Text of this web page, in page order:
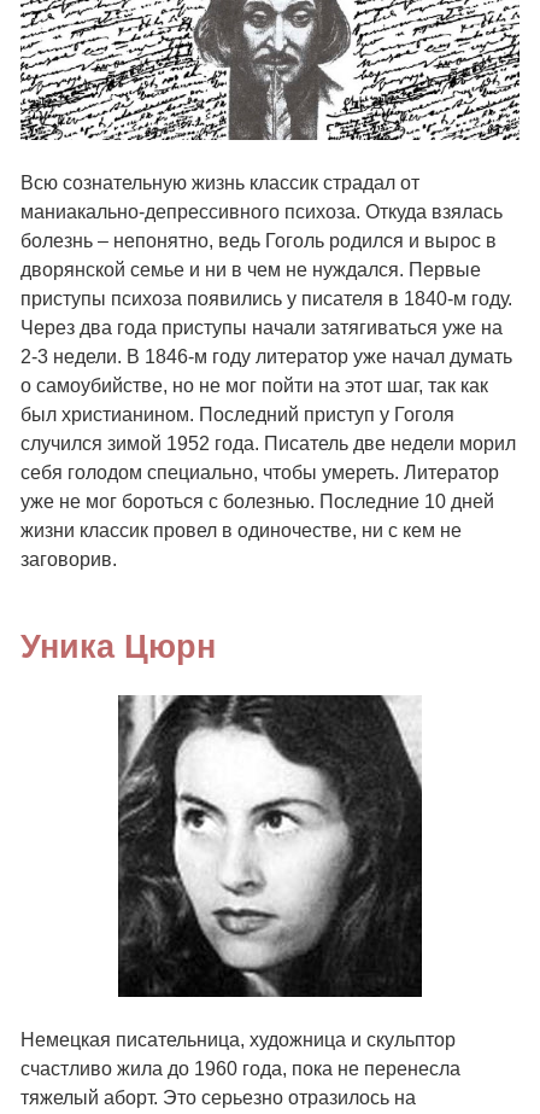
Всю сознательную жизнь классик страдал от
маниакально-депрессивного психоза. Откуда взялась
болезнь – непонятно, ведь Гоголь родился и вырос в
дворянской семье и ни в чем не нуждался. Первые
приступы психоза появились у писателя в 1840-м году.
Через два года приступы начали затягиваться уже на
2-3 недели. В 1846-м году литератор уже начал думать
о самоубийстве, но не мог пойти на этот шаг, так как
был христианином. Последний приступ у Гоголя
случился зимой 1952 года. Писатель две недели морил
себя голодом специально, чтобы умереть. Литератор
уже не мог бороться с болезнью. Последние 10 дней
жизни классик провел в одиночестве, ни с кем не
заговорив.
Уника Цюрн
Немецкая писательница, художница и скульптор
счастливо жила до 1960 года, пока не перенесла
тяжелый аборт. Это серьезно отразилось на